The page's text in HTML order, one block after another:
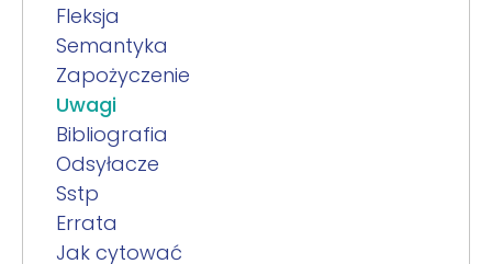
Fleksja
Semantyka
Zapożyczenie
Uwagi
Bibliografia
Odsyłacze
Sstp
Errata
Jak cytować